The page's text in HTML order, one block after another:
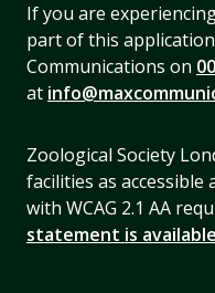
If you are
part of this
Communications on
at
Zoological Society
facilities as accessible
with WCAG 2.1 AA
statement is